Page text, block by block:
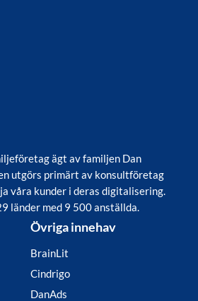
ägt av familjen Dan
utgörs primärt av konsultföretag
våra kunder i deras digitalisering.
länder med 9 500 anställda.
Övriga innehav
BrainLit
Cindrigo
DanAds